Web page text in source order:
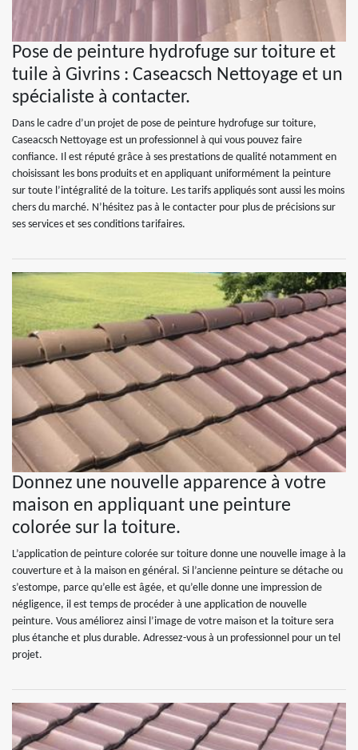
Pose de peinture hydrofuge sur toiture et
tuile à Givrins : Caseacsch Nettoyage et un
spécialiste à contacter.
Dans le cadre d’un projet de pose de peinture hydrofuge sur toiture,
Caseacsch Nettoyage est un professionnel à qui vous pouvez faire
confiance. Il est réputé grâce à ses prestations de qualité notamment en
choisissant les bons produits et en appliquant uniformément la peinture
sur toute l’intégralité de la toiture. Les tarifs appliqués sont aussi les moins
chers du marché. N’hésitez pas à le contacter pour plus de précisions sur
ses services et ses conditions tarifaires.
Donnez une nouvelle apparence à votre
maison en appliquant une peinture
colorée sur la toiture.
L’application de peinture colorée sur toiture donne une nouvelle image à la
couverture et à la maison en général. Si l’ancienne peinture se détache ou
s’estompe, parce qu’elle est âgée, et qu’elle donne une impression de
négligence, il est temps de procéder à une application de nouvelle
peinture. Vous améliorez ainsi l’image de votre maison et la toiture sera
plus étanche et plus durable. Adressez-vous à un professionnel pour un tel
projet.